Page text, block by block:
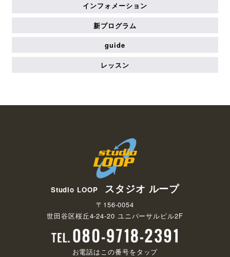
インフォメーション
新プログラム
guide
レッスン
Studio LOOP スタジオ ループ
〒156-0054
世田谷区桜丘4-24-20 ユニバーサルビル2F
お電話はこの番号をタップ